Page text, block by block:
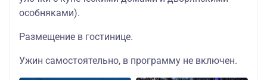
особняками).
Размещение в гостинице.
Ужин самостоятельно, в программу не включен.